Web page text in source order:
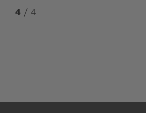
4 / 4